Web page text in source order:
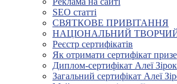
SEO статті
СВЯТКОВЕ ПРИВІТАННЯ
НАЦІОНАЛЬНИЙ
Реєстр сертифікатів
Як отримати сертифікат
Диплом-сертифікат Алеї Зірок
Загальний сертифікат Алеї